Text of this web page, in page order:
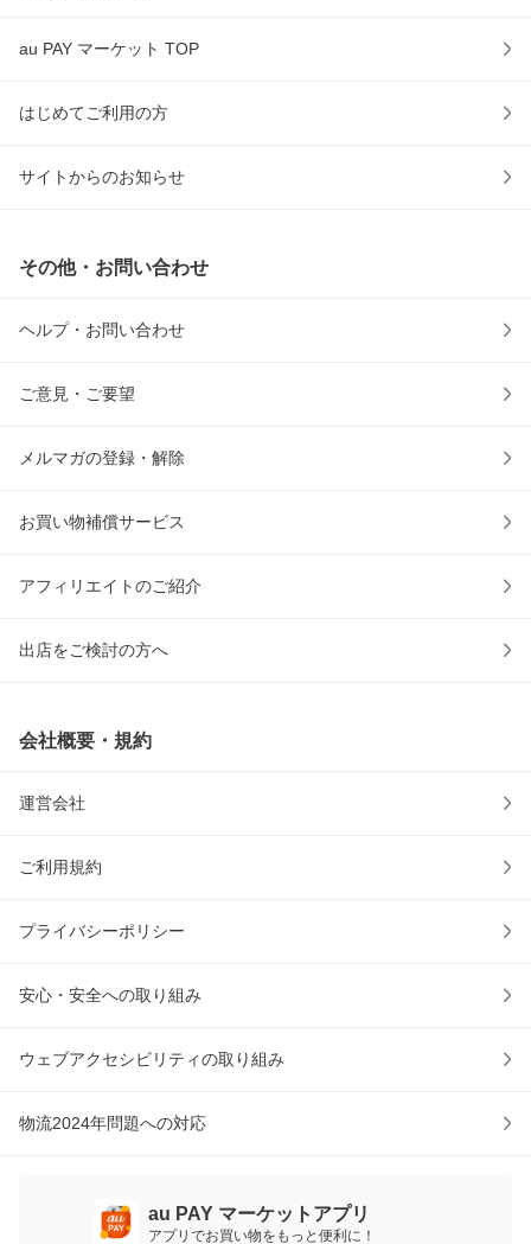
au PAY マーケット TOP
はじめてご利用の方
サイトからのお知らせ
その他・お問い合わせ
ヘルプ・お問い合わせ
ご意見・ご要望
メルマガの登録・解除
お買い物補償サービス
アフィリエイトのご紹介
出店をご検討の方へ
会社概要・規約
運営会社
ご利用規約
プライバシーポリシー
安心・安全への取り組み
ウェブアクセシビリティの取り組み
物流2024年問題への対応
au PAY マーケットアプリ
アプリでお買い物をもっと便利に！